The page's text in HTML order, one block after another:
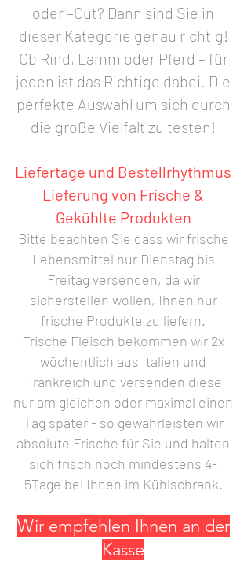
oder –Cut? Dann sind Sie in
dieser Kategorie genau richtig!
Ob Rind, Lamm oder Pferd – für
jeden ist das Richtige dabei. Die
perfekte Auswahl um sich durch
die große Vielfalt zu testen!
Liefertage und Bestellrhythmus
Lieferung von Frische &
Gekühlte Produkten
Bitte beachten Sie dass wir frische
Lebensmittel nur Dienstag bis
Freitag versenden, da wir
sicherstellen wollen, Ihnen nur
frische Produkte zu liefern.
Frische Fleisch bekommen wir 2x
wöchentlich aus Italien und
Frankreich und versenden diese
nur am gleichen oder maximal einen
Tag später - so gewährleisten wir
absolute Frische für Sie und halten
sich frisch noch mindestens 4-
5Tage bei Ihnen im Kühlschrank.
Wir empfehlen Ihnen an der
Kasse